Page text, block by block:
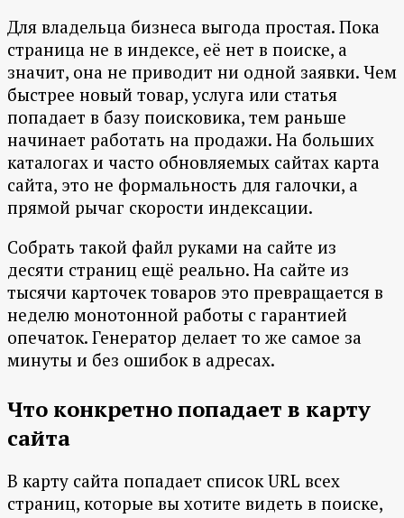
Для владельца бизнеса выгода простая. Пока
страница не в индексе, её нет в поиске, а
значит, она не приводит ни одной заявки. Чем
быстрее новый товар, услуга или статья
попадает в базу поисковика, тем раньше
начинает работать на продажи. На больших
каталогах и часто обновляемых сайтах карта
сайта, это не формальность для галочки, а
прямой рычаг скорости индексации.
Собрать такой файл руками на сайте из
десяти страниц ещё реально. На сайте из
тысячи карточек товаров это превращается в
неделю монотонной работы с гарантией
опечаток. Генератор делает то же самое за
минуты и без ошибок в адресах.
Что конкретно попадает в карту
сайта
В карту сайта попадает список URL всех
страниц, которые вы хотите видеть в поиске,